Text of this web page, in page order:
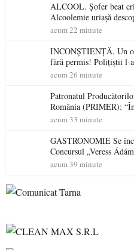
ALCOOL. Șofer beat
Alcoolemie uriașă
acum 22 minute
INCONȘTIENȚĂ. Un
fără permis! Polițiștii l-
acum 26 minute
Patronatul
România (PRIMER):
electrică a fabricilor de
acum 33 minute
GASTRONOMIE Se încing ceaunele la Satu Mare!
Concursul „Veress
spectaculoase, premii și
acum 39 minute